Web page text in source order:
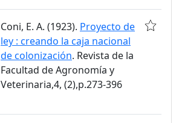
Coni, E. A. (1923). Proyecto de
ley : creando la caja nacional
de colonización. Revista de la
Facultad de Agronomía y
Veterinaria,4, (2),p.273-396